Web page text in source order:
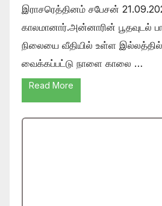
இராசரெத்தினம் சபேசன்
காலமானார்.அன்னாரின் பூதவுடல்
நிலையை வீதியில் உள்ள
வைக்கப்பட்டு நாளை காலை …
Read More